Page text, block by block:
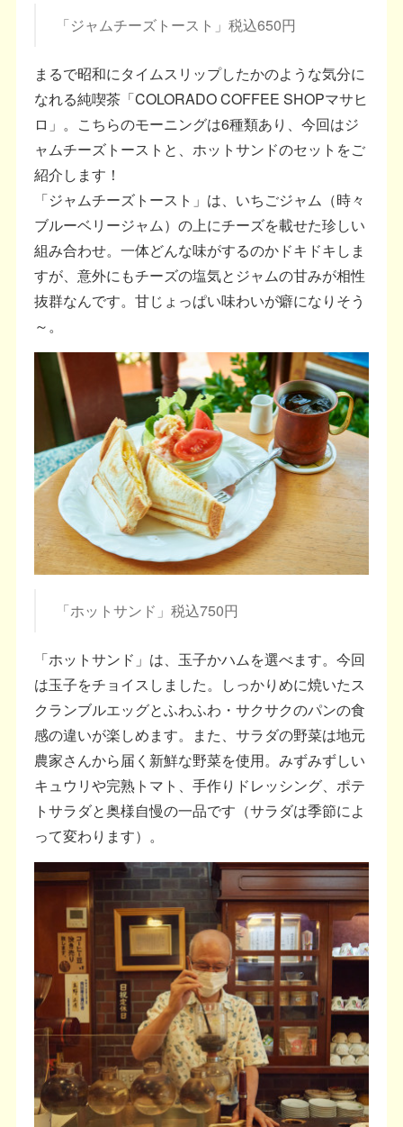
「ジャムチーズトースト」税込650円
まるで昭和にタイムスリップしたかのような気分に
なれる純喫茶「COLORADO COFFEE SHOPマサヒ
ロ」。こちらのモーニングは6種類あり、今回はジ
ャムチーズトーストと、ホットサンドのセットをご
紹介します！
「ジャムチーズトースト」は、いちごジャム（時々
ブルーベリージャム）の上にチーズを載せた珍しい
組み合わせ。一体どんな味がするのかドキドキしま
すが、意外にもチーズの塩気とジャムの甘みが相性
抜群なんです。甘じょっぱい味わいが癖になりそう
～。
「ホットサンド」税込750円
「ホットサンド」は、玉子かハムを選べます。今回
は玉子をチョイスしました。しっかりめに焼いたス
クランブルエッグとふわふわ・サクサクのパンの食
感の違いが楽しめます。また、サラダの野菜は地元
農家さんから届く新鮮な野菜を使用。みずみずしい
キュウリや完熟トマト、手作りドレッシング、ポテ
トサラダと奥様自慢の一品です（サラダは季節によ
って変わります）。